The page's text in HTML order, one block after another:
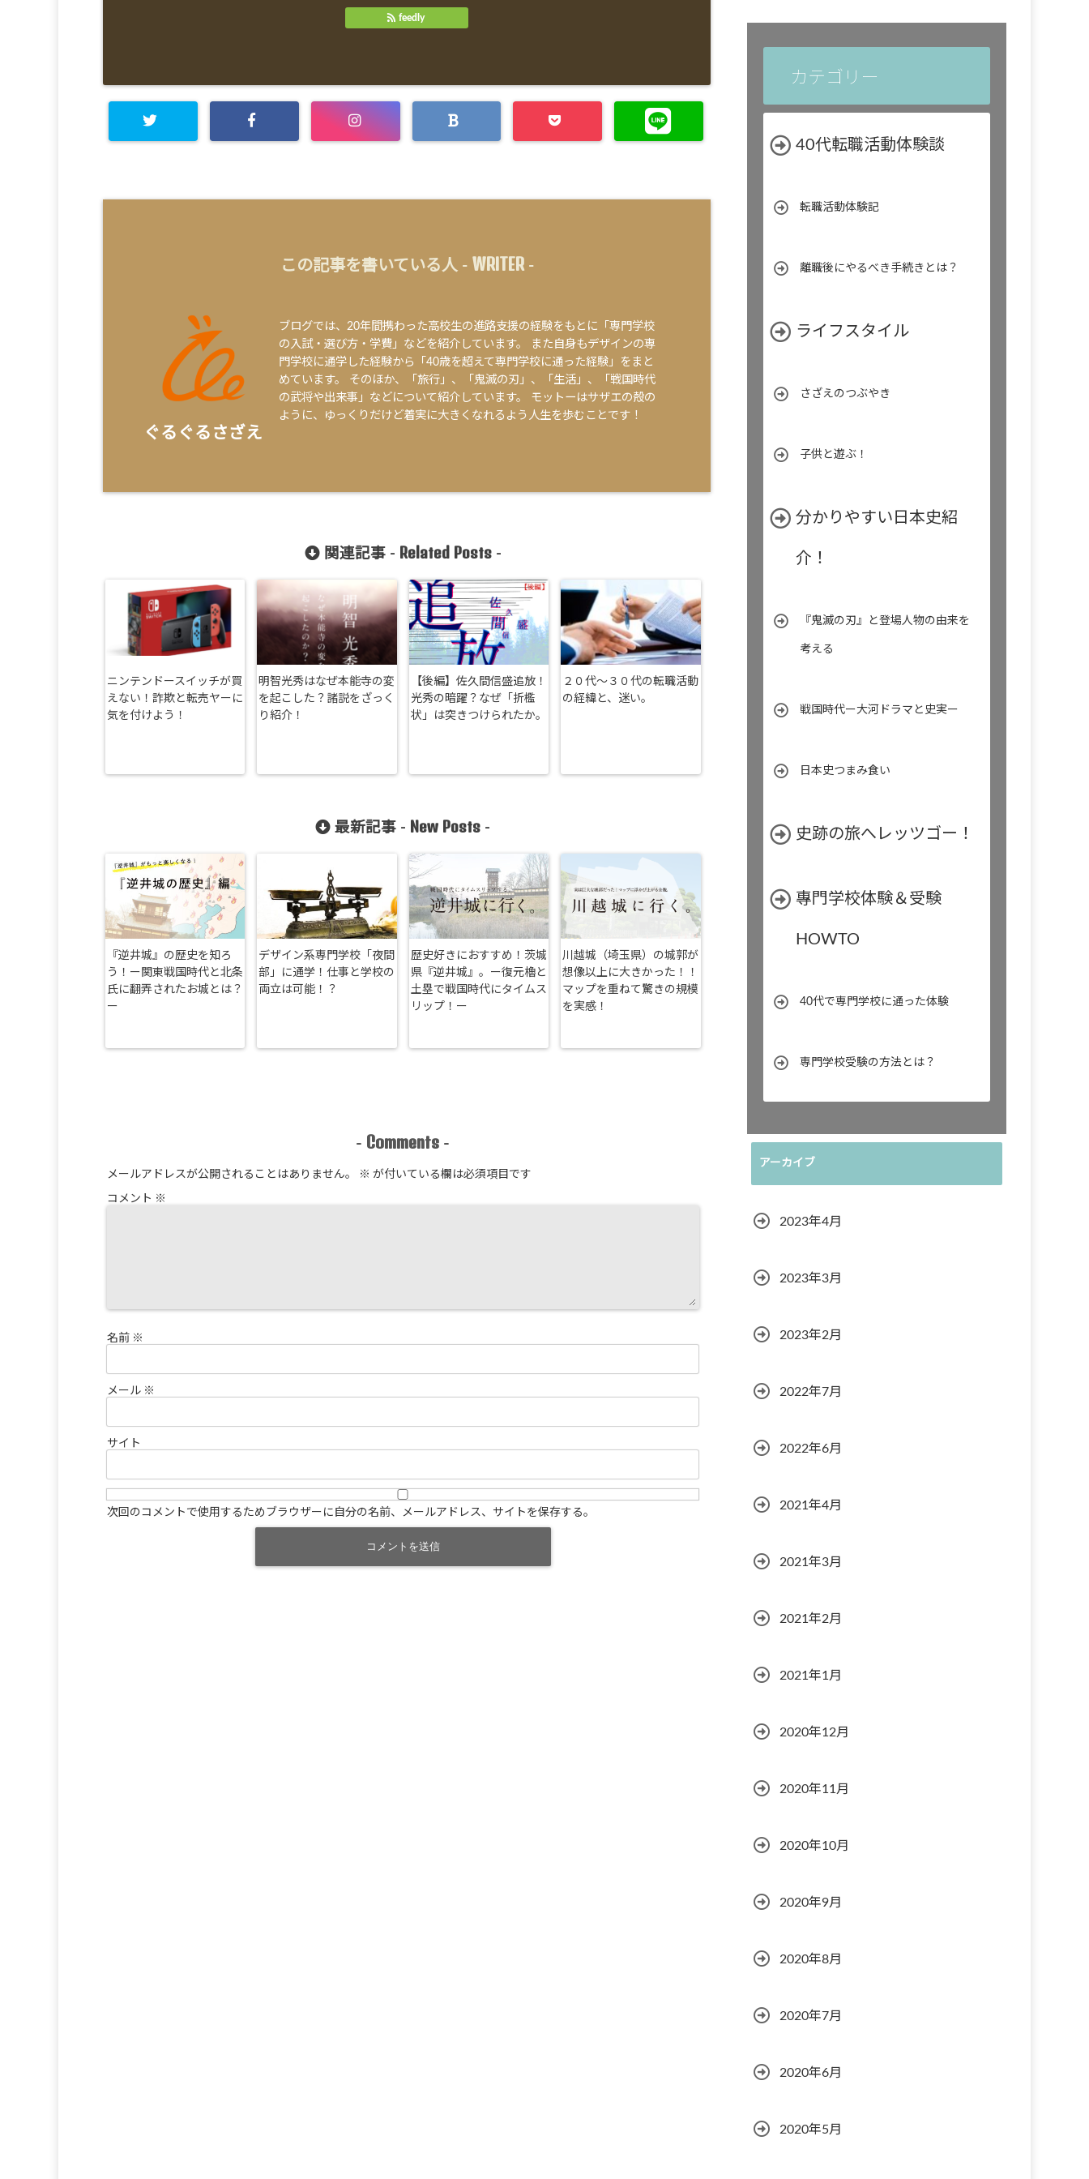
feedly
この記事を書いている人 - WRITER-
ぐるぐるさざえ
ブログでは、20年間携わった高校生の進路支援の経験をもとに「専門学校
の入試・選び方・学費」などを紹介しています。 また自身もデザインの専
門学校に通学した経験から「40歳を超えて専門学校に通った経験」をまと
めています。 そのほか、「旅行」、「鬼滅の刃」、「生活」、「戦国時代
の武将や出来事」などについて紹介しています。 モットーはサザエの殻の
ように、ゆっくりだけど着実に大きくなれるよう人生を歩むことです！
関連記事 - Related Posts-
ニンテンドースイッチが買
えない！詐欺と転売ヤーに
気を付けよう！
明智光秀はなぜ本能寺の変
を起こした？諸説をざっく
り紹介！
【後編】佐久間信盛追放！
光秀の暗躍？なぜ「折檻
状」は突きつけられたか。
２０代〜３０代の転職活動
の経緯と、迷い。
最新記事 - New Posts -
『逆井城』の歴史を知ろ
う！ー関東戦国時代と北条
氏に翻弄されたお城とは？
ー
デザイン系専門学校「夜間
部」に通学！仕事と学校の
両立は可能！？
歴史好きにおすすめ！茨城
県『逆井城』。ー復元櫓と
土塁で戦国時代にタイムス
リップ！ー
川越城（埼玉県）の城郭が
想像以上に大きかった！！
マップを重ねて驚きの規模
を実感！
- Comments -
メールアドレスが公開されることはありません。 ※ が付いている欄は必須項目です
コメント ※
名前 ※
メール ※
サイト
次回のコメントで使用するためブラウザーに自分の名前、メールアドレス、サイトを保存する。
カテゴリー
40代転職活動体験談
転職活動体験記
離職後にやるべき手続きとは？
ライフスタイル
さざえのつぶやき
子供と遊ぶ！
分かりやすい日本史紹
介！
『鬼滅の刃』と登場人物の由来を
考える
戦国時代ー大河ドラマと史実ー
日本史つまみ食い
史跡の旅へレッツゴー！
專門学校体験＆受験
HOWTO
40代で専門学校に通った体験
専門学校受験の方法とは？
アーカイブ
2023年4月
2023年3月
2023年2月
2022年7月
2022年6月
2021年4月
2021年3月
2021年2月
2021年1月
2020年12月
2020年11月
2020年10月
2020年9月
2020年8月
2020年7月
2020年6月
2020年5月